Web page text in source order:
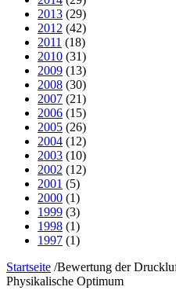
2013 (29)
2012 (42)
2011 (18)
2010 (31)
2009 (13)
2008 (30)
2007 (21)
2006 (15)
2005 (26)
2004 (12)
2003 (10)
2002 (12)
2001 (5)
2000 (1)
1999 (3)
1998 (1)
1997 (1)
Startseite /Bewertung der
Physikalische Optimum